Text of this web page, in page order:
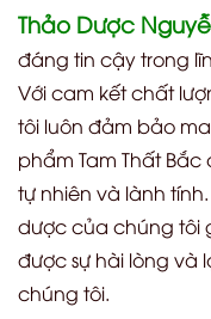
Thảo Dược
đáng tin cậy trong
Với cam kết chất
tôi luôn đảm bảo
phẩm Tam Thất
tự nhiên và lành
dược của chúng tôi
được sự hài lòng và
chúng tôi.